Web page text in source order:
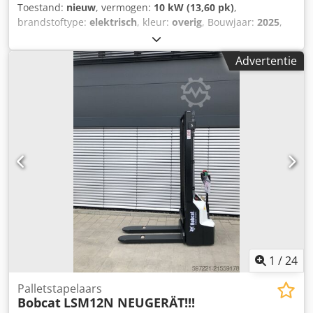
Toestand: nieuw, vermogen: 10 kW (13,60 pk),
brandstoftype: elektrisch, kleur: overig, Bouwjaar: 2025,
, Aandrijving: rupsaandrijving
Leeggewicht: 1.910 kg Afmetingen (L x B x H): 381 x 98 x 230
cm CE-markering: ja Algemene staat: zeer goed Dodpfx
Asznrnmomtskr Technische staat: zeer goed Optische
staat: zeer goed = Verdere opties en toebehoren = -
Hameren-/sorteerfunctie - Rotatiefunctie = Opmerkingen =
Algemeen Land van productie: Tsjechië Staat CE-type: CE 2
extra hydraulische functies voor sloop-/sorteergrijper,
cilinderbeschermingsset, uitschuifbaar onderstel
Advertentie
1 /24
Palletstapelaars
Bobcat LSM12N NEUGERÄT!!!